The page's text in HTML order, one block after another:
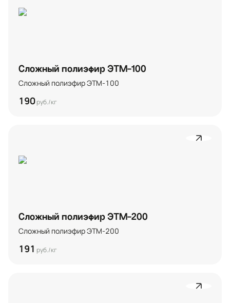
Сложный полиэфир ЭТМ-100
Сложный полиэфир ЭТМ-100
190руб./кг
Сложный полиэфир ЭТМ-200
Сложный полиэфир ЭТМ-200
191 руб./кг